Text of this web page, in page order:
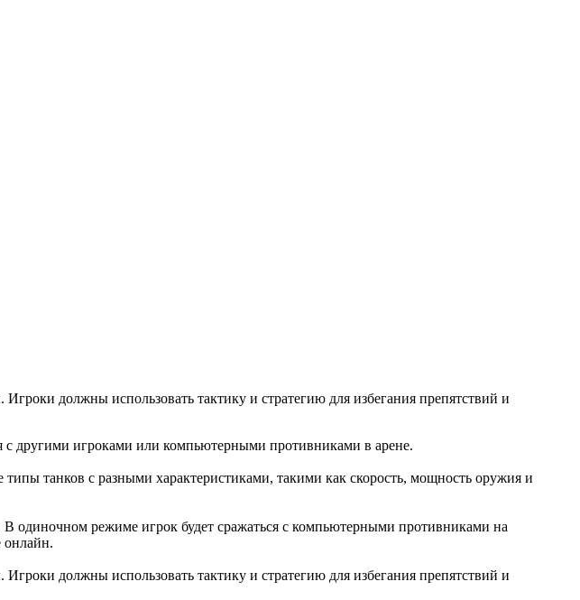
должны использовать тактику и стратегию для избегания препятствий и
с другими игроками или компьютерными противниками в арене.
танков с разными характеристиками, такими как скорость, мощность оружия и
режиме игрок будет сражаться с компьютерными противниками на
онлайн.
должны использовать тактику и стратегию для избегания препятствий и